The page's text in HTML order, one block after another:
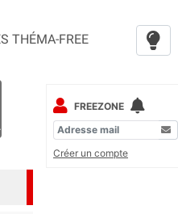
THÉMA-FREE
FREEZONE
Créer un compte